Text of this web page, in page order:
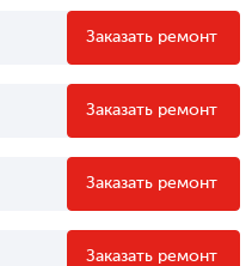
Заказать ремонт
Заказать ремонт
Заказать ремонт
Заказать ремонт